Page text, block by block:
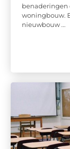
benaderingen
woningbouw.
nieuwbouw ...